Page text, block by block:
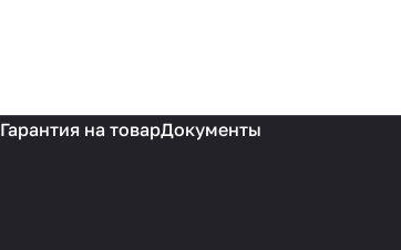
Гарантия на товарДокументы